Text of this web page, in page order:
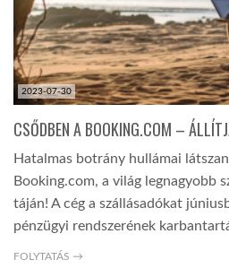
2023-07-30
CSŐDBEN A BOOKING.COM –
Hatalmas botrány hullámai
Booking.com, a világ legnagyobb
táján! A cég a szállásadókat
pénzügyi rendszerének
FOLYTATÁS →